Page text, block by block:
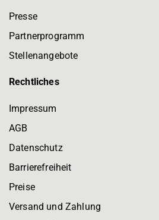
Presse
Partnerprogramm
Stellenangebote
Rechtliches
Impressum
AGB
Datenschutz
Barrierefreiheit
Preise
Versand und Zahlung